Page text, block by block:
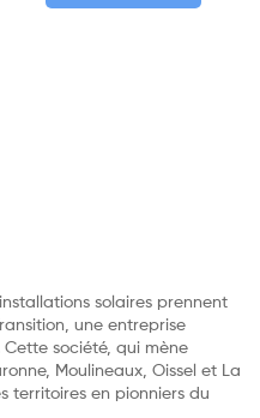
solaires prennent
une entreprise
société, qui mène
Moulineaux, Oissel et La
territoires en pionniers du